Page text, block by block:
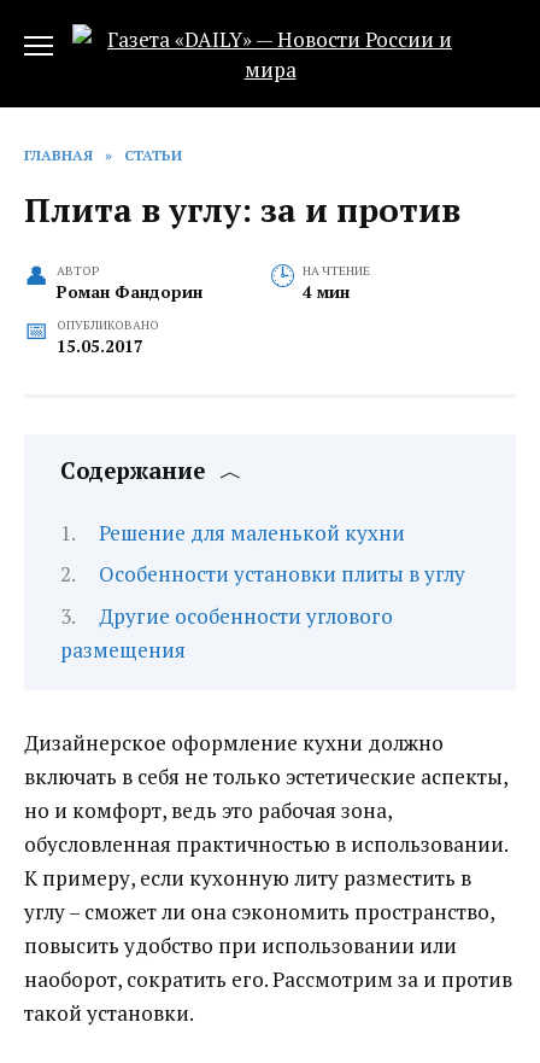
ГЛАВНАЯ » СТАТЬИ
Плита в углу: за и против
АВТОР
Роман Фандорин
НА ЧТЕНИЕ
4 мин
ОПУБЛИКОВАНО
15.05.2017
Содержание
Решение для маленькой кухни
Особенности установки плиты в углу
Другие особенности углового
размещения
Дизайнерское оформление кухни должно
включать в себя не только эстетические аспекты,
но и комфорт, ведь это рабочая зона,
обусловленная практичностью в использовании.
К примеру, если кухонную литу разместить в
углу – сможет ли она сэкономить пространство,
повысить удобство при использовании или
наоборот, сократить его. Рассмотрим за и против
такой установки.